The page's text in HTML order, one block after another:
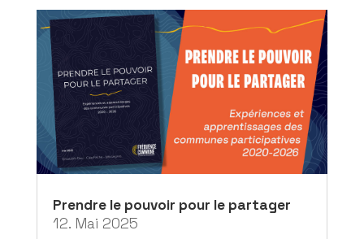
Prendre le pouvoir pour le partager
12. Mai 2025